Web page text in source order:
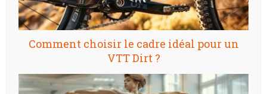
Comment choisir le cadre idéal pour un
VTT Dirt ?